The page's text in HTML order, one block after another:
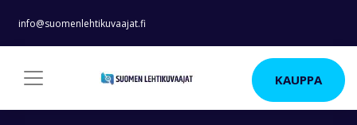
info@suomenlehtikuvaajat.fi
KAUPPA